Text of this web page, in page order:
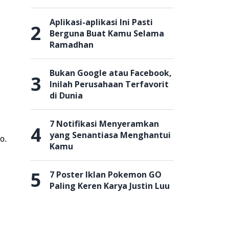
2
Aplikasi-aplikasi Ini Pasti
Berguna Buat Kamu Selama
Ramadhan
3
Bukan Google atau Facebook,
Inilah Perusahaan Terfavorit
di Dunia
4
7 Notifikasi Menyeramkan
yang Senantiasa Menghantui
Kamu
5
7 Poster Iklan Pokemon GO
Paling Keren Karya Justin Luu